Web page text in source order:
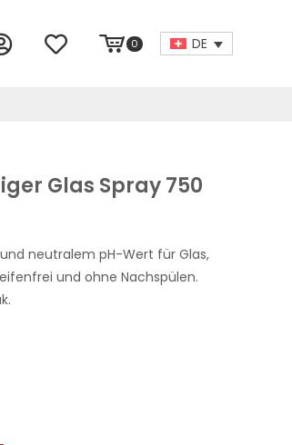
0 DE
Glas Spray 750
neutralem pH-Wert für Glas,
und ohne Nachspülen.